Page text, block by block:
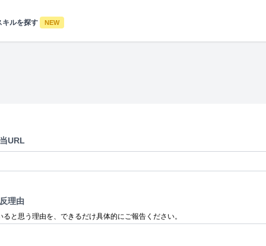
キルを探す NEW
URL
理由
ると思う理由を、できるだけ具体的にご報告ください。